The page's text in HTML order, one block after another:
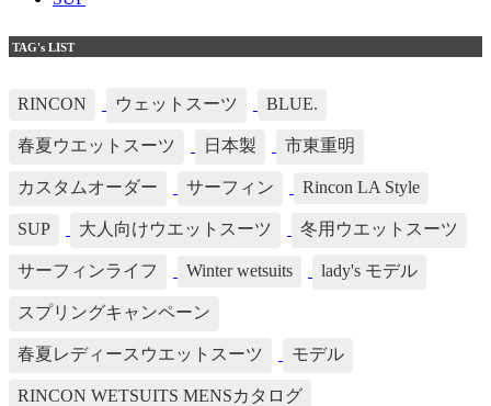
TAG's LIST
RINCON ウェットスーツ BLUE.
春夏ウエットスーツ 日本製 市東重明
カスタムオーダー サーフィン Rincon LA Style
SUP 大人向けウエットスーツ 冬用ウエットスーツ
サーフィンライフ Winter wetsuits lady's モデル
スプリングキャンペーン
春夏レディースウエットスーツ モデル
RINCON WETSUITS MENSカタログ